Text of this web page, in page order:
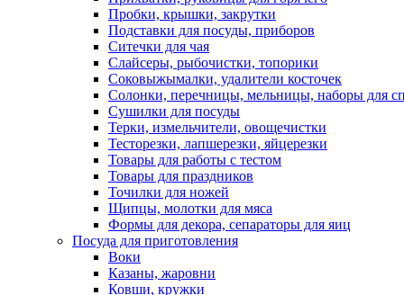
Пробки, крышки, закрутки
Подставки для посуды, приборов
Ситечки для чая
Слайсеры, рыбочистки, топорики
Соковыжымалки, удалители косточек
Солонки, перечницы, мельницы, наборы для
Сушилки для посуды
Терки, измельчители, овощечистки
Тесторезки, лапшерезки, яйцерезки
Товары для работы с тестом
Товары для праздников
Точилки для ножей
Щипцы, молотки для мяса
Формы для декора, сепараторы для яиц
Посуда для приготовления
Воки
Казаны, жаровни
Ковши, кружки